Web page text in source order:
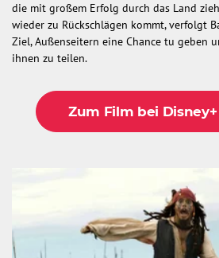
die mit großem Erfolg durch das Land
wieder zu Rückschlägen kommt, verfolgt
Ziel, Außenseitern eine Chance tu geben
ihnen zu teilen.
Zum Film bei Disney+